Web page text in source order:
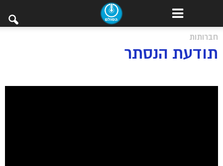
חברותות
תודעת הנסתר